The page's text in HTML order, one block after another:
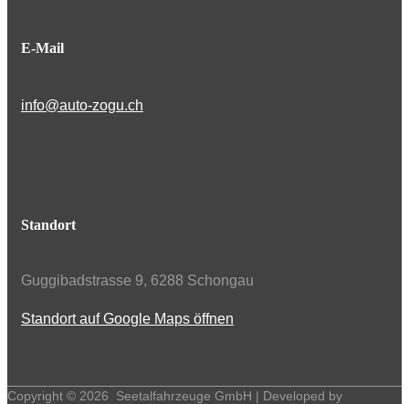
E-Mail
info@auto-zogu.ch
Standort
Guggibadstrasse 9, 6288 Schongau
Standort auf Google Maps öffnen
Copyright © 2026
Seetalfahrzeuge GmbH | Developed by